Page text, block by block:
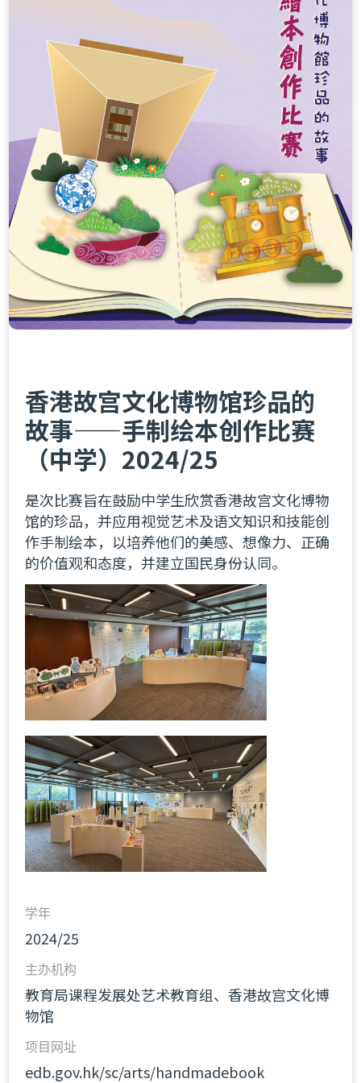
香港故宫文化博物馆珍品的
故事——手制绘本创作比赛
（中学）2024/25
是次比赛旨在鼓励中学生欣赏香港故宫文化博物
馆的珍品，并应用视觉艺术及语文知识和技能创
作手制绘本，以培养他们的美感、想像力、正确
的价值观和态度，并建立国民身份认同。
学年
2024/25
主办机构
教育局课程发展处艺术教育组、香港故宫文化博
物馆
项目网址
edb.gov.hk/sc/arts/handmadebook